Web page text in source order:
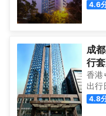
4.6
成
行
香港
出行
4.8